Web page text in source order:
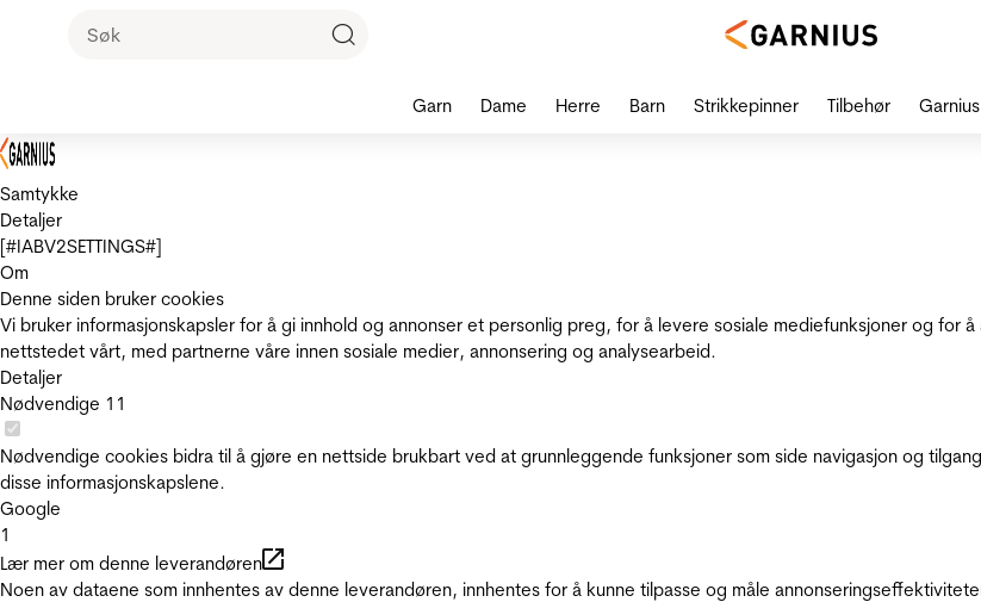
Samtykke
Detaljer
[#IABV2SETTINGS#]
Om
Denne siden bruker cookies
Vi bruker informasjonskapsler for å gi innhold og annonser et personlig preg, for å levere sosiale mediefunksjoner og for
nettstedet vårt, med partnerne våre innen sosiale medier, annonsering og analysearbeid.
Detaljer
Nødvendige 11
Nødvendige cookies bidra til å gjøre en nettside brukbart ved at grunnleggende funksjoner som side navigasjon og
disse informasjonskapslene.
Google
1
Lær mer om denne leverandøren
Noen av dataene som innhentes av denne leverandøren, innhentes for å kunne tilpasse og måle
Garn Dame Herre Barn Strikkepinner Tilbehør